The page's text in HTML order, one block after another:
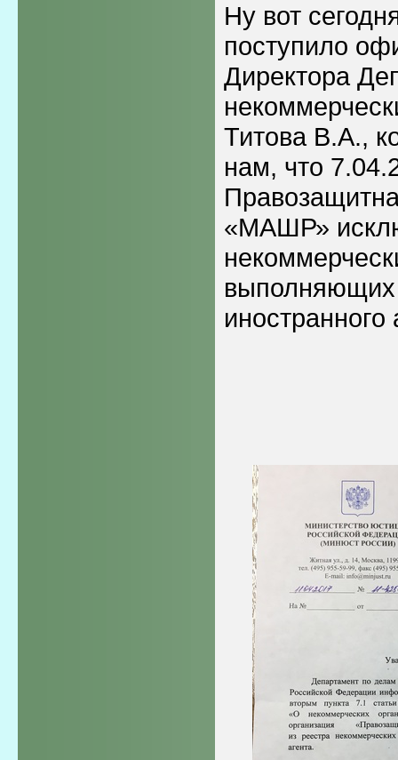
Ну вот
поступило
Директора
Титова В.А.,
нам, что
«МАШР»
иностранного